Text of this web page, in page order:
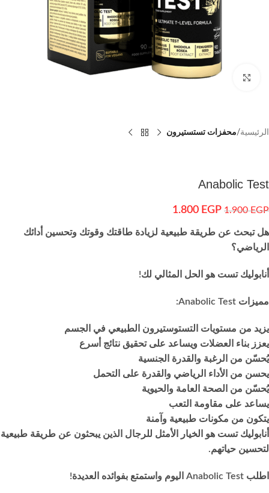
اضغط للتكبير
الرئيسية محفزات تستستيرون
Anabolic Test
1.900EGP
1.800 EGP
هل تبحث عن طريقة طبيعية لزيادة طاقتك وقوتك وتحسين أدائك
الرياضي؟
أنابوليك تست هو الحل المثالي لك!
مميزات Anabolic Test:
يزيد من مستويات التستوستيرون الطبيعي في الجسم
يعزز بناء العضلات ويساعد على تحقيق نتائج أسرع
يُحسّن من الرغبة والقدرة الجنسية
يحسن من الأداء الرياضي والقدرة على التحمل
يُحسّن من الصحة العامة والحيوية
يساعد على مقاومة التعب
يتكون من مكونات طبيعية وآمنة
أنابوليك تست هو الخيار الأمثل للرجال الذين يبحثون عن طريقة طبيعية
لتحسين حياتهم.
اطلب Anabolic Test اليوم واستمتع بفوائده العديدة!